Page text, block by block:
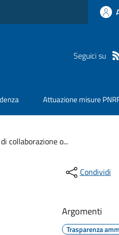
Seguici su
Attuazione misure
collaborazione o...
Condividi
Argomenti
Trasparenza